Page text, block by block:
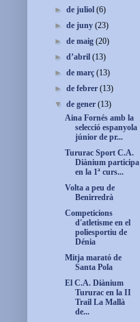
►de juliol(6)
►de juny(23)
►de maig(20)
►d’abril(13)
►de març(13)
►de febrer(13)
▼de gener(13)
Aina Fornés amb la
selecció espanyola
júnior de pr...
Tururac Sport C.A.
Diànium participa
en la 1ª curs...
Volta a peu de
Benirredrà
Competicions
d'atletisme en el
poliesportiu de
Dénia
Mitja marató de
Santa Pola
El C.A. Diànium
Tururac en la II
Trail La Mallà
de...